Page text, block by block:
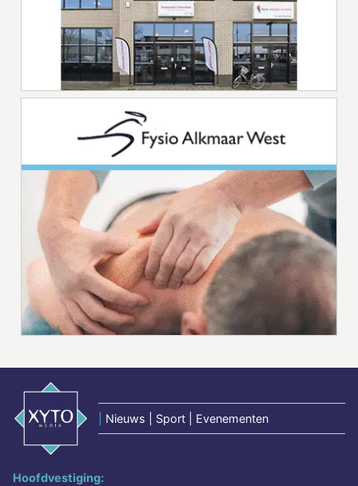
Nieuws | Sport | Evenementen
Hoofdvestiging: